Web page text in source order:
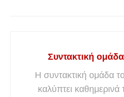
Συντακτική
Η συντακτική ομάδα
καλύπτει καθημερινά